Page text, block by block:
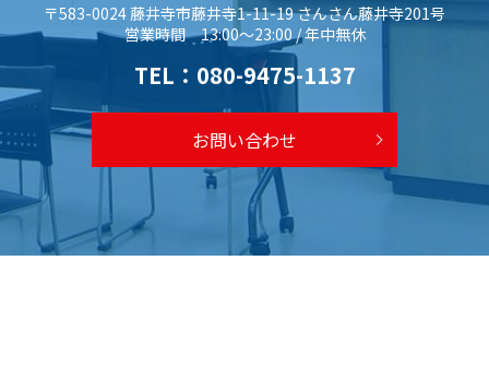
〒583-0024 藤井寺市藤井寺1-11-19 さんさん藤井寺201号
営業時間 13:00～23:00 / 年中無休
TEL： 080-9475-1137
お問い合わせ